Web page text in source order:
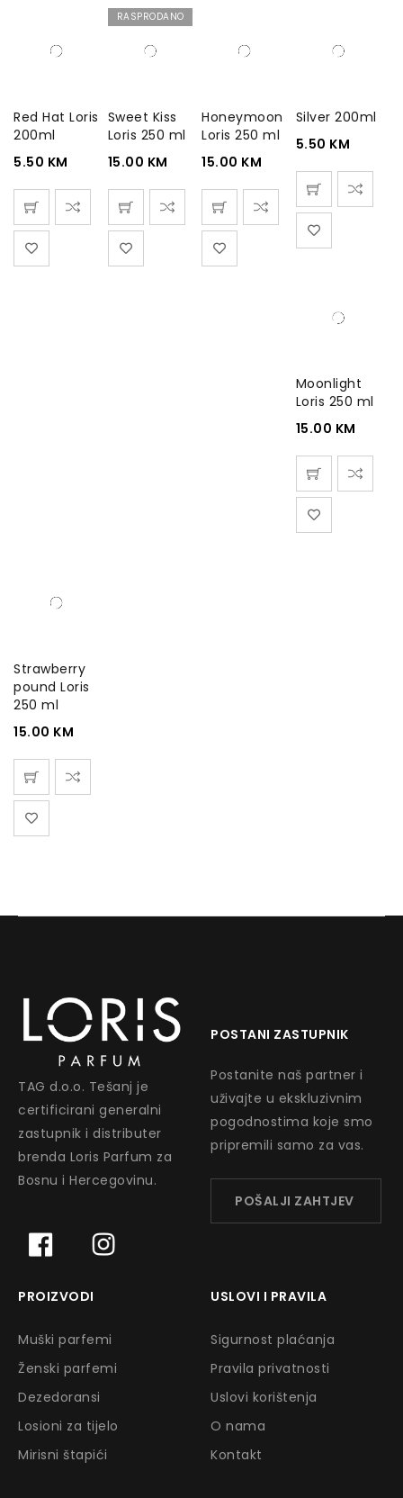
Red Hat Loris
200ml
5.50 KM
RASPRODANO
Sweet Kiss
Loris 250 ml
15.00 KM
Honeymoon
Loris 250 ml
15.00 KM
Silver 200ml
5.50 KM
Moonlight
Loris 250 ml
15.00 KM
Strawberry
pound Loris
250 ml
15.00 KM
TAG d.o.o. Tešanj je
certificirani generalni
zastupnik i distributer
brenda Loris Parfum za
Bosnu i Hercegovinu.
POSTANI ZASTUPNIK
Postanite naš partner i
uživajte u ekskluzivnim
pogodnostima koje smo
pripremili samo za vas.
POŠALJI ZAHTJEV
PROIZVODI
Muški parfemi
Ženski parfemi
Dezedoransi
Losioni za tijelo
Mirisni štapići
USLOVI I PRAVILA
Sigurnost plaćanja
Pravila privatnosti
Uslovi korištenja
O nama
Kontakt